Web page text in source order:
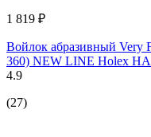
1 819 ₽
Войлок абразивный Very
360) NEW LINE Holex
4.9
(27)